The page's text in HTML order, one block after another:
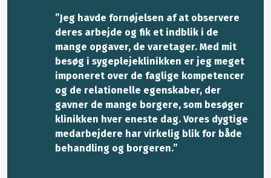
”Jeg havde fornøjelsen af at observere
deres arbejde og fik et indblik i de
mange opgaver, de varetager. Med mit
besøg i sygeplejeklinikken er jeg meget
imponeret over de faglige kompetencer
og de relationelle egenskaber, der
gavner de mange borgere, som besøger
klinikken hver eneste dag. Vores dygtige
medarbejdere har virkelig blik for både
behandling og borgeren.”